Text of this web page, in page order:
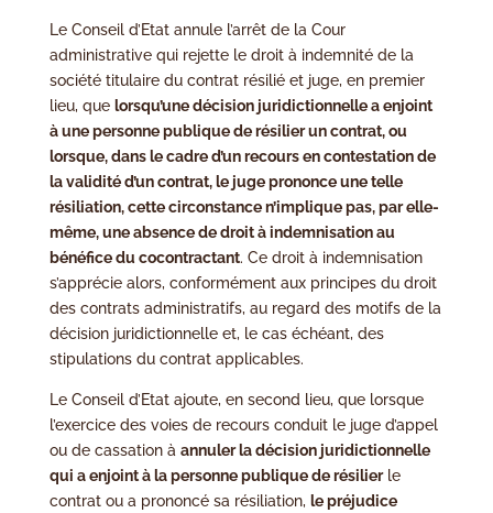
Le Conseil d’Etat annule l’arrêt de la Cour
administrative qui rejette le droit à indemnité de la
société titulaire du contrat résilié et juge, en premier
lieu, que lorsqu’une décision juridictionnelle a enjoint
à une personne publique de résilier un contrat, ou
lorsque, dans le cadre d’un recours en contestation de
la validité d’un contrat, le juge prononce une telle
résiliation, cette circonstance n’implique pas, par elle-
même, une absence de droit à indemnisation au
bénéfice du cocontractant. Ce droit à indemnisation
s’apprécie alors, conformément aux principes du droit
des contrats administratifs, au regard des motifs de la
décision juridictionnelle et, le cas échéant, des
stipulations du contrat applicables.
Le Conseil d’Etat ajoute, en second lieu, que lorsque
l’exercice des voies de recours conduit le juge d’appel
ou de cassation à annuler la décision juridictionnelle
qui a enjoint à la personne publique de résilierle
contrat ou a prononcé sa résiliation, le préjudice